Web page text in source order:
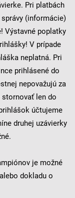
Pri platbách
(informácie)
Výstavné poplatky
V prípade
neplatná. Pri
prihlásené do
nepovažujú za
stornovať len do
účtujeme
druhej uzávierky
je možné
dokladu o